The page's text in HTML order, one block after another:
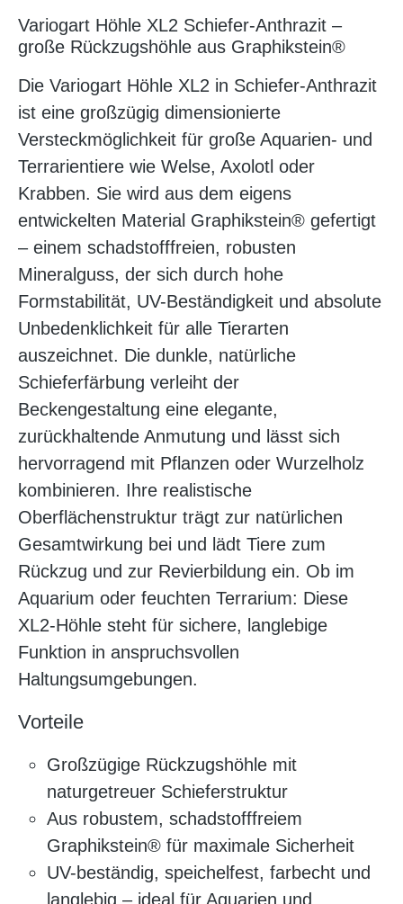
Variogart Höhle XL2 Schiefer-Anthrazit –
große Rückzugshöhle aus Graphikstein®
Die Variogart Höhle XL2 in Schiefer-Anthrazit
ist eine großzügig dimensionierte
Versteckmöglichkeit für große Aquarien- und
Terrarientiere wie Welse, Axolotl oder
Krabben. Sie wird aus dem eigens
entwickelten Material Graphikstein® gefertigt
– einem schadstofffreien, robusten
Mineralguss, der sich durch hohe
Formstabilität, UV-Beständigkeit und absolute
Unbedenklichkeit für alle Tierarten
auszeichnet. Die dunkle, natürliche
Schieferfärbung verleiht der
Beckengestaltung eine elegante,
zurückhaltende Anmutung und lässt sich
hervorragend mit Pflanzen oder Wurzelholz
kombinieren. Ihre realistische
Oberflächenstruktur trägt zur natürlichen
Gesamtwirkung bei und lädt Tiere zum
Rückzug und zur Revierbildung ein. Ob im
Aquarium oder feuchten Terrarium: Diese
XL2-Höhle steht für sichere, langlebige
Funktion in anspruchsvollen
Haltungsumgebungen.
Vorteile
Großzügige Rückzugshöhle mit
naturgetreuer Schieferstruktur
Aus robustem, schadstofffreiem
Graphikstein® für maximale Sicherheit
UV-beständig, speichelfest, farbecht und
langlebig – ideal für Aquarien und